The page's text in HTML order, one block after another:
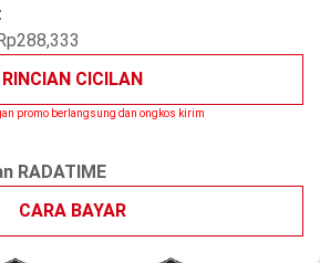
RINCIAN CICILAN
promo berlangsung dan ongkos kirim
RADATIME
CARA BAYAR